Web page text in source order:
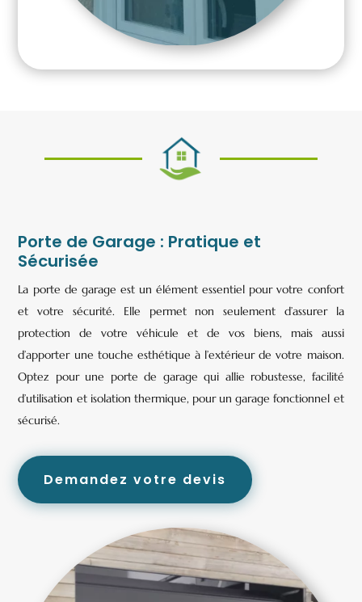
Porte de Garage : Pratique et
Sécurisée
La porte de garage est un élément essentiel pour votre confort
et votre sécurité. Elle permet non seulement d’assurer la
protection de votre véhicule et de vos biens, mais aussi
d’apporter une touche esthétique à l’extérieur de votre maison.
Optez pour une porte de garage qui allie robustesse, facilité
d’utilisation et isolation thermique, pour un garage fonctionnel et
sécurisé.
Demandez votre devis